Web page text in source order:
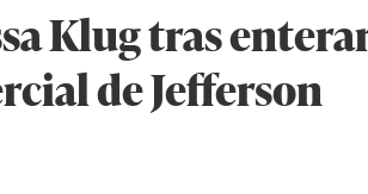
Klug tras
de Jefferson